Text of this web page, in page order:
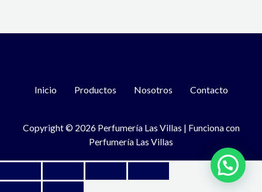
Inicio Productos Nosotros Contacto
Copyright © 2026 Perfumería Las Villas | Funciona con
Perfumería Las Villas